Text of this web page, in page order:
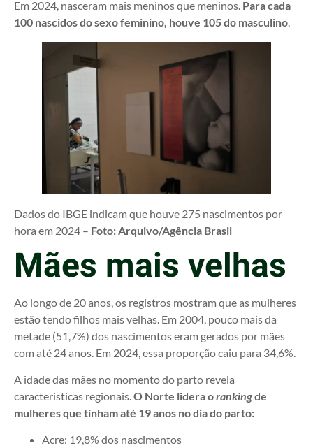
Em 2024, nasceram mais meninos que meninos. Para cada
100 nascidos do sexo feminino, houve 105 do masculino.
Dados do IBGE indicam que houve 275 nascimentos por
hora em 2024 – Foto: Arquivo/Agência Brasil
Mães mais velhas
Ao longo de 20 anos, os registros mostram que as mulheres
estão tendo filhos mais velhas. Em 2004, pouco mais da
metade (51,7%) dos nascimentos eram gerados por mães
com até 24 anos. Em 2024, essa proporção caiu para 34,6%.
A idade das mães no momento do parto revela
características regionais.O Norte lidera orankingde
mulheres que tinham até 19 anos no dia do parto:
Acre: 19,8% dos nascimentos